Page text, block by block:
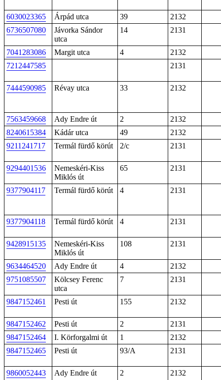
6030023365 Árpád utca 39
2132
6736507080
Jávorka Sándor
utca
14 2131
7041283086 Margit utca 4
2132
7212447585
2131
7444590985 Révay utca 33 2132
7563459668 Ady Endre út 2
2132
8240615384
Kádár utca 49
2132
9211241717
Termál fürdő körút 2/c 2131
9294401536
Nemeskéri-Kiss
Miklós út
65 2131
9377904117 Termál fürdő körút 4 2131
9377904118 Termál fürdő körút 4 2131
9428915135
Nemeskéri-Kiss
Miklós út
108 2131
9634464520 Ady Endre út 4
2132
9751085507
Kölcsey Ferenc
utca
7 2131
9847152461 Pesti út 155 2132
9847152462 Pesti út 2
2131
9847152464
I. Körforgalmi út 1
2132
9847152465
Pesti út 93/A 2131
9860052443 Ady Endre út 2 2132